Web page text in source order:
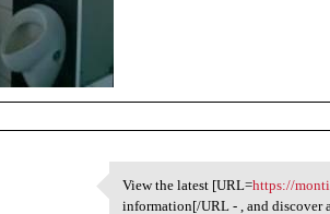
View the latest
View the latest [URL=https://
information[/URL - , and discover